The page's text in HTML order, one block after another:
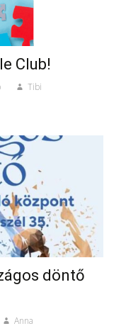
Club!
Tibi
döntő
Anna